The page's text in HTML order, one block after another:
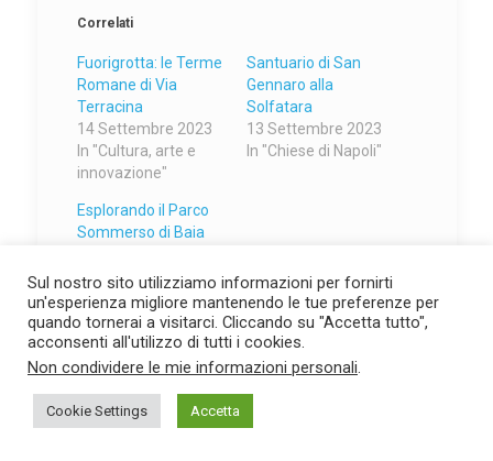
Correlati
Fuorigrotta: le Terme
Romane di Via
Terracina
14 Settembre 2023
In "Cultura, arte e
innovazione"
Santuario di San
Gennaro alla
Solfatara
13 Settembre 2023
In "Chiese di Napoli"
Esplorando il Parco
Sommerso di Baia
In "Attualità"
Share
Sul nostro sito utilizziamo informazioni per fornirti
un'esperienza migliore mantenendo le tue preferenze per
quando tornerai a visitarci. Cliccando su "Accetta tutto",
acconsenti all'utilizzo di tutti i cookies.
Non condividere le mie informazioni personali.
Cookie Settings Accetta